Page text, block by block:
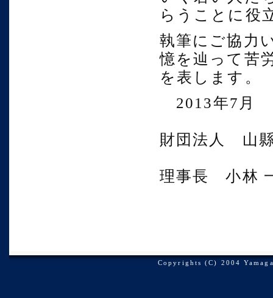
らうことに役
執筆にご協力
憶を辿って苦
を表します。
2013年7月
財団法人 山
理事長 小林
Copyrights (C) 2004